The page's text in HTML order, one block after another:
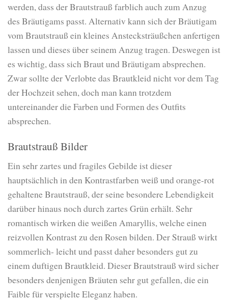
werden, dass der Brautstrauß farblich auch zum Anzug
des Bräutigams passt. Alternativ kann sich der Bräutigam
vom Brautstrauß ein kleines Anstecksträußchen anfertigen
lassen und dieses über seinem Anzug tragen. Deswegen ist
es wichtig, dass sich Braut und Bräutigam absprechen.
Zwar sollte der Verlobte das Brautkleid nicht vor dem Tag
der Hochzeit sehen, doch man kann trotzdem
untereinander die Farben und Formen des Outfits
absprechen.
Brautstrauß Bilder
Ein sehr zartes und fragiles Gebilde ist dieser
hauptsächlich in den Kontrastfarben weiß und orange-rot
gehaltene Brautstrauß, der seine besondere Lebendigkeit
darüber hinaus noch durch zartes Grün erhält. Sehr
romantisch wirken die weißen Amaryllis, welche einen
reizvollen Kontrast zu den Rosen bilden. Der Strauß wirkt
sommerlich- leicht und passt daher besonders gut zu
einem duftigen Brautkleid. Dieser Brautstrauß wird sicher
besonders denjenigen Bräuten sehr gut gefallen, die ein
Faible für verspielte Eleganz haben.